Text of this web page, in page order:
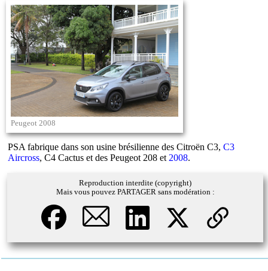
Peugeot 2008
PSA fabrique dans son usine brésilienne des Citroën C3,C3
Aircross, C4 Cactus et des Peugeot 208 et 2008.
Reproduction interdite (copyright)
Mais vous pouvez PARTAGER sans modération :